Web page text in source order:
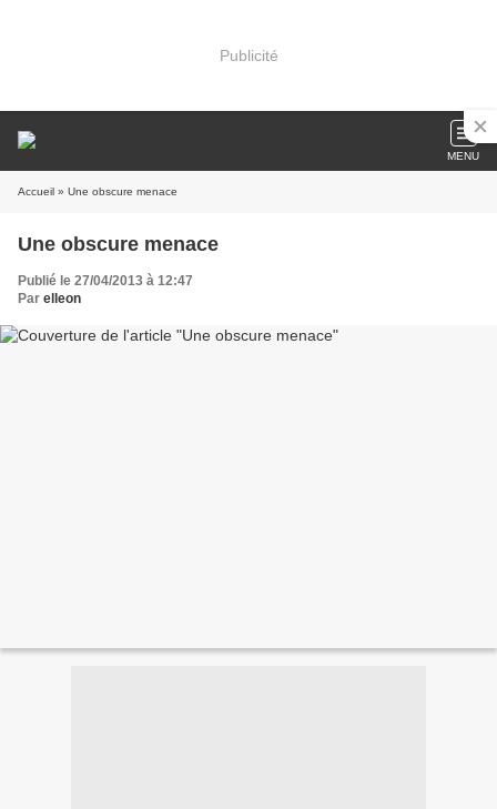
Publicité
MENU
Accueil » Une obscure menace
Une obscure menace
Publié le 27/04/2013 à 12:47
Par elleon